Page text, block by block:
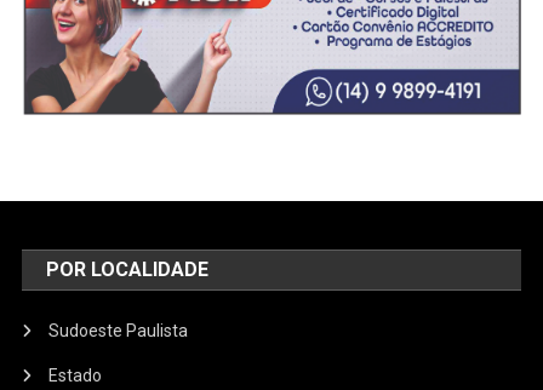
POR LOCALIDADE
Sudoeste Paulista
Estado